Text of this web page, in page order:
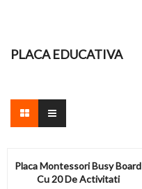
PLACA EDUCATIVA
Placa Montessori Busy Board
Cu 20 De Activitati